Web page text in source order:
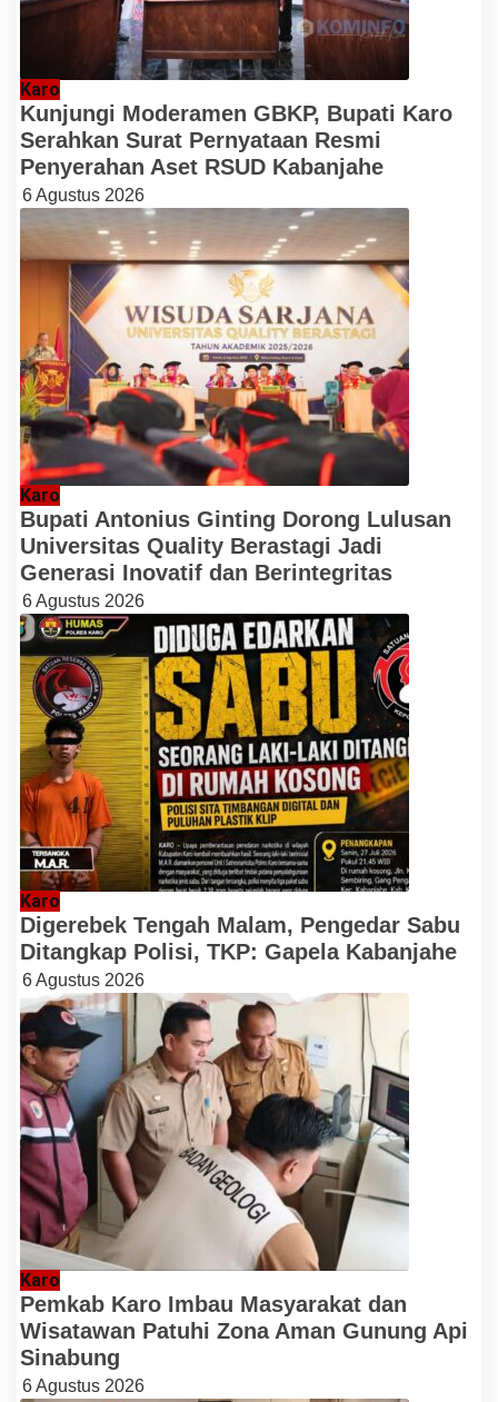
Karo
Kunjungi Moderamen GBKP, Bupati Karo
Serahkan Surat Pernyataan Resmi
Penyerahan Aset RSUD Kabanjahe
6 Agustus 2026
Karo
Bupati Antonius Ginting Dorong Lulusan
Universitas Quality Berastagi Jadi
Generasi Inovatif dan Berintegritas
6 Agustus 2026
Karo
Digerebek Tengah Malam, Pengedar Sabu
Ditangkap Polisi, TKP: Gapela Kabanjahe
6 Agustus 2026
Karo
Pemkab Karo Imbau Masyarakat dan
Wisatawan Patuhi Zona Aman Gunung Api
Sinabung
6 Agustus 2026